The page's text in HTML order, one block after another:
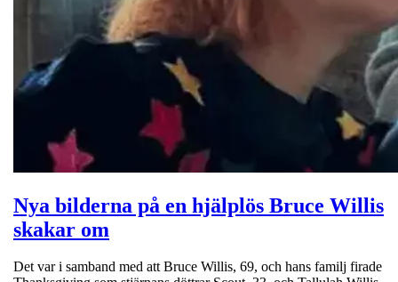
Nya bilderna på en hjälplös Bruce Willis
skakar om
Det var i samband med att Bruce Willis, 69, och hans familj firade